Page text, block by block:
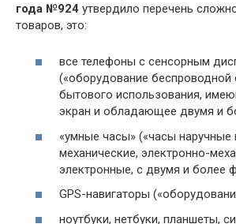
года №924 утвердило перечень
товаров, это:
все телефоны с сенсорным
(«оборудование беспроводной
бытового использования,
экран и обладающее двумя и
«умные часы» («часы наручные
механические, электронно-
электронные, с двумя и более
GPS-навигаторы
ноутбуки, нетбуки, планшеты,